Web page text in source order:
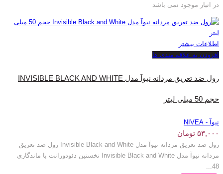
در انبار موجود نمی باشد
اطلاعات بیشتر
افزودن به علاقه مندی ها
رول ضد تعریق مردانه نیوآ مدل INVISIBLE BLACK AND WHITE
حجم 50 میلی لیتر
نیوآ - NIVEA
۵۳,۰۰۰ تومان
رول ضد تعریق مردانه نیوآ مدل Invisible Black and White رول ضد تعریق
مردانه نیوآ مدل Invisible Black and White نخستین دئودورانت با ماندگاری
48...